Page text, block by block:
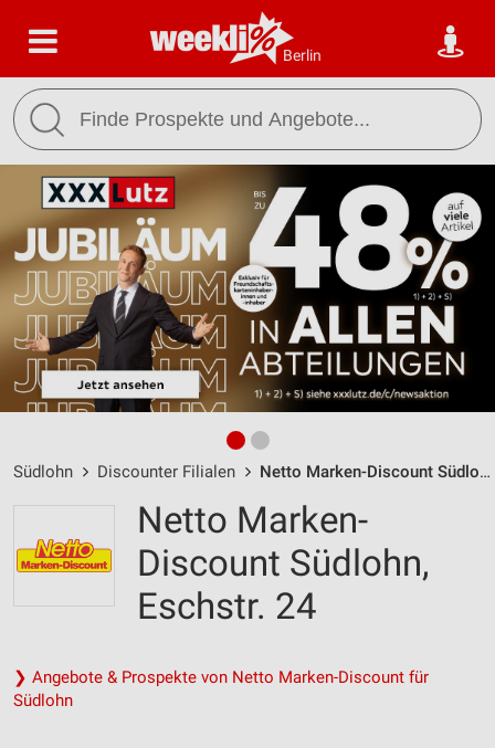
Berlin
Südlohn Discounter Filialen Netto Marken-Discount Südlohn / Eschstr. 24 - Öffnungszeiten & Adresse
Netto Marken-
Discount Südlohn,
Eschstr. 24
❯ Angebote & Prospekte von Netto Marken-Discount für
Südlohn